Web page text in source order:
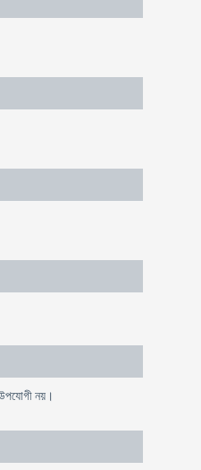
নয়।